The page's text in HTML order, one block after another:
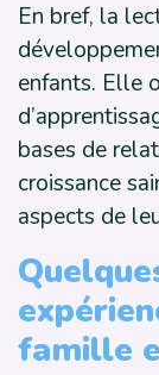
En bref, la
enfants. Elle
bases de
croissance
aspects de
famille